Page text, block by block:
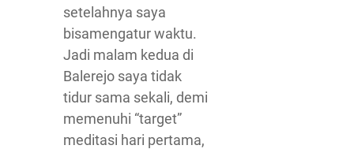
setelahnya saya
bisamengatur waktu.
Jadi malam kedua di
Balerejo saya tidak
tidur sama sekali, demi
memenuhi “target”
meditasi hari pertama,